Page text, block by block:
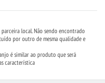
local. Não sendo encontrado
por outro de mesma qualidade e
é similar ao produto que será
característica